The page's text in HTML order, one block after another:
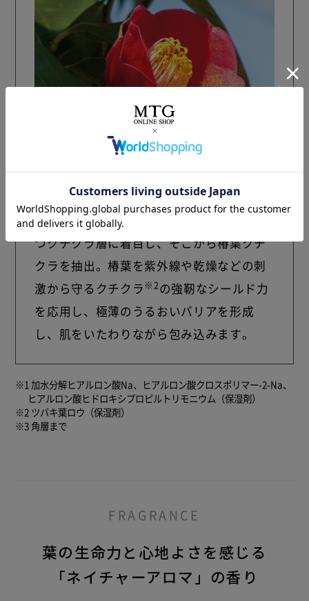
椿の葉のツヤツヤ成分「椿葉クチクラ
を配合。椿の葉を1年中しっとり艶やかに保
つクチクラ層に着目し、そこから椿葉クチ
クラを抽出。椿葉を紫外線や乾燥などの刺
激から守るクチクラ ※2 の強靭なシールド力
を応用し、極薄のうるおいバリアを形成
し、肌をいたわりながら包み込みます。
※1 加水分解ヒアルロン酸Na、ヒアルロン酸クロスポリマー-2-Na、
ヒアルロン酸ヒドロキシプロピルトリモニウム（保湿剤）
※2 ツバキ葉ロウ（保湿剤）
※3 角層まで
FRAGRANCE
葉の生命力と心地よさを感じる
「ネイチャーアロマ」の香り